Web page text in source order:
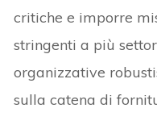
critiche e imporre
stringenti a più
organizzative
sulla catena di